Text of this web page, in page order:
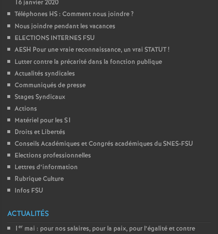
16 janvier 2020
Téléphones HS : Comment nous joindre?
Nous joindre pendant les vacances
ELECTIONS INTERNES FSU
AESH Pour une vraie reconnaissance, un vrai STATUT!
Lutter contre la précarité dans la fonction publique
Actualités syndicales
Communiqués de presse
Stages Syndicaux
Actions
Matériel pour les S1
Droits et Libertés
Conseils Académiques et Congrés académiques du SNES-FSU
Elections professionnelles
Lettres d’information
Rubrique Culture
Infos FSU
ACTUALITÉS
1 er mai : pour nos salaires, pour la paix, pour l’égalité et contre